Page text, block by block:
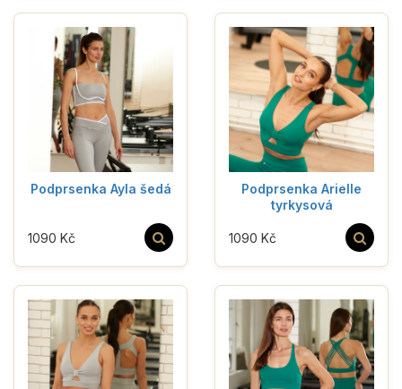
Podprsenka Ayla šedá
1090 Kč
Podprsenka Arielle
tyrkysová
1090 Kč